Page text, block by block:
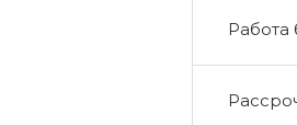
Работа